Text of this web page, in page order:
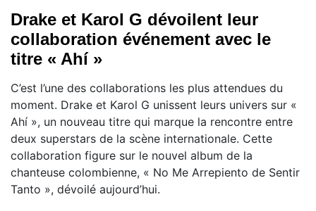
Drake et Karol G dévoilent leur
collaboration événement avec le
titre « Ahí »
C’est l’une des collaborations les plus attendues du
moment. Drake et Karol G unissent leurs univers sur «
Ahí », un nouveau titre qui marque la rencontre entre
deux superstars de la scène internationale. Cette
collaboration figure sur le nouvel album de la
chanteuse colombienne, « No Me Arrepiento de Sentir
Tanto », dévoilé aujourd’hui.